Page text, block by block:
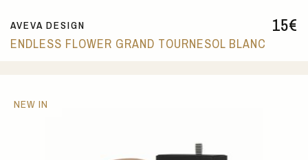
15€
AVEVA DESIGN
ENDLESS FLOWER GRAND TOURNESOL BLANC
NEW IN